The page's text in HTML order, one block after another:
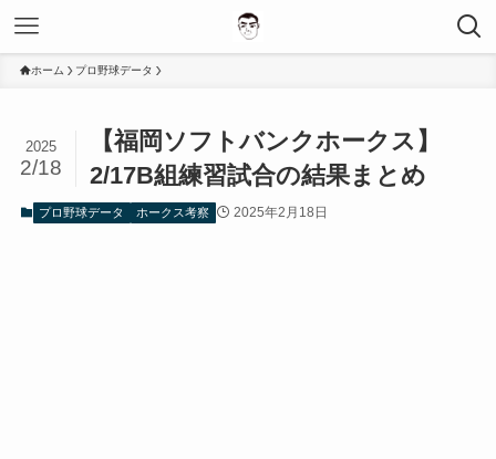
ホーム プロ野球データ
【福岡ソフトバンクホークス】
2/17B組練習試合の結果まとめ
2025
2/18
プロ野球データ ホークス考察 2025年2月18日